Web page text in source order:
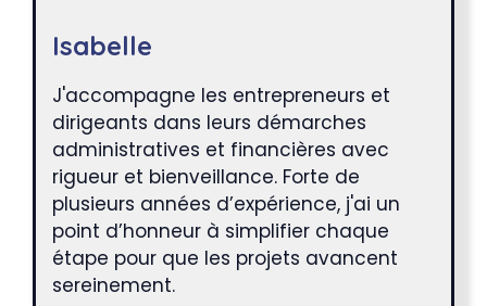
Isabelle
J'accompagne les entrepreneurs et
dirigeants dans leurs démarches
administratives et financières avec
rigueur et bienveillance. Forte de
plusieurs années d’expérience, j'ai un
point d’honneur à simplifier chaque
étape pour que les projets avancent
sereinement.